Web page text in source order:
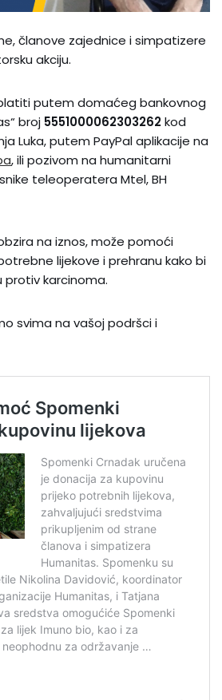
članove zajednice i simpatizere
akciju.
putem domaćeg bankovnog
broj 5551000062303262kod
Luka, putem PayPal aplikacije na
, ili pozivom na humanitarni
teleoperatera Mtel, BH
na iznos, može pomoći
lijekove i prehranu kako bi
protiv karcinoma.
svima na vašoj podršci i